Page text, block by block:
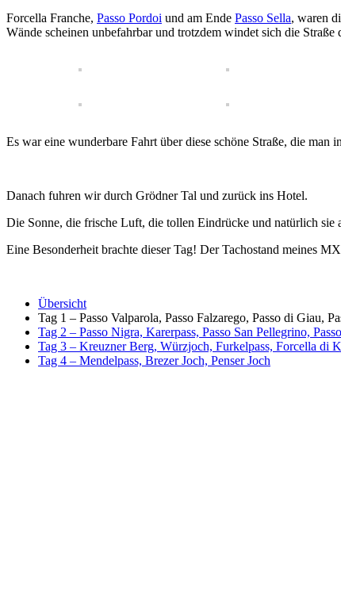
Forcella Franche, Passo Pordoi und am Ende Passo Sella, waren
Wände scheinen unbefahrbar und trotzdem windet sich die Straße
Es war eine wunderbare Fahrt über diese schöne Straße, die
Danach fuhren wir durch Grödner Tal und zurück ins Hotel.
Die Sonne, die frische Luft, die tollen Eindrücke und natürlich sie
Eine Besonderheit brachte dieser Tag! Der Tachostand meines
Übersicht
Tag 1 – Passo Valparola, Passo Falzarego, Passo di Giau,
Tag 2 – Passo Nigra, Karerpass, Passo San Pellegrino,
Tag 3 – Kreuzner Berg, Würzjoch, Furkelpass, Forcella di
Tag 4 – Mendelpass, Brezer Joch, Penser Joch